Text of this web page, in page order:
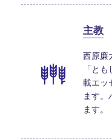
主教
西原廉
「と
載エッ
ます。
ます。